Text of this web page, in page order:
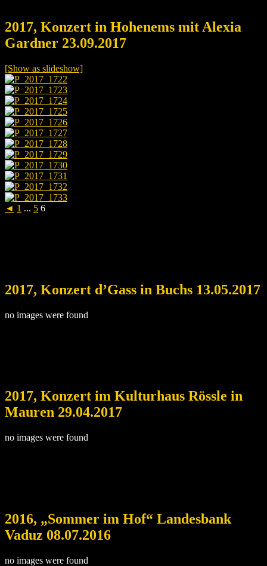
2017, Konzert in Hohenems mit Alexia
Gardner 23.09.2017
[Show as slideshow]
◄ 1 ... 5 6
2017, Konzert d’Gass in Buchs 13.05.2017
no images were found
2017, Konzert im Kulturhaus Rössle in
Mauren 29.04.2017
no images were found
2016, „Sommer im Hof“ Landesbank
Vaduz 08.07.2016
no images were found